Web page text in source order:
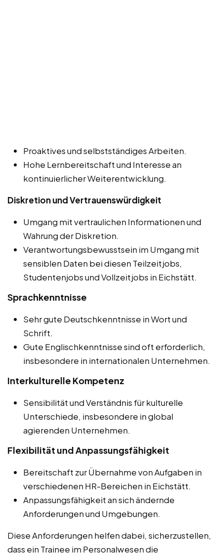
Proaktives und selbstständiges Arbeiten.
Hohe Lernbereitschaft und Interesse an
kontinuierlicher Weiterentwicklung.
Diskretion und Vertrauenswürdigkeit
Umgang mit vertraulichen Informationen und
Wahrung der Diskretion.
Verantwortungsbewusstsein im Umgang mit
sensiblen Daten bei diesen Teilzeitjobs,
Studentenjobs und Vollzeitjobs in Eichstätt.
Sprachkenntnisse
Sehr gute Deutschkenntnisse in Wort und
Schrift.
Gute Englischkenntnisse sind oft erforderlich,
insbesondere in internationalen Unternehmen.
Interkulturelle Kompetenz
Sensibilität und Verständnis für kulturelle
Unterschiede, insbesondere in global
agierenden Unternehmen.
Flexibilität und Anpassungsfähigkeit
Bereitschaft zur Übernahme von Aufgaben in
verschiedenen HR-Bereichen in Eichstätt.
Anpassungsfähigkeit an sich ändernde
Anforderungen und Umgebungen.
Diese Anforderungen helfen dabei, sicherzustellen,
dass ein Trainee im Personalwesen die